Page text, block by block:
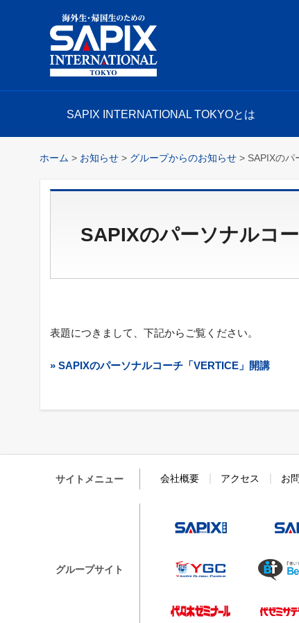
SAPIX INTERNATIONAL TOKYOとは
ホーム > お知らせ > グループからのお知らせ > SAPIXのパ
SAPIXのパーソナルコ
表題につきまして、下記からご覧ください。
» SAPIXのパーソナルコーチ「VERTICE」開講
サイトメニュー 会社概要 アクセス お
グループサイト
Y-SAPIX